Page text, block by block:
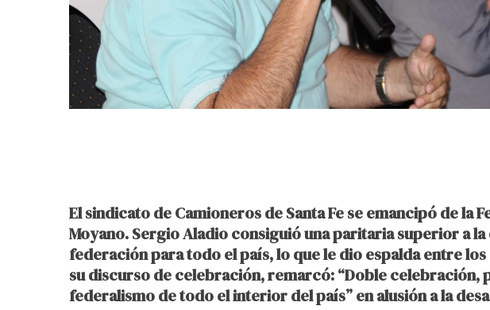
El sindicato de Camioneros de Santa Fe se emancipó de la
Moyano. Sergio Aladio consiguió una paritaria superior a
federación para todo el país, lo que le dio espalda entre
su discurso de celebración, remarcó: “Doble celebración,
federalismo de todo el interior del país” en alusión a la